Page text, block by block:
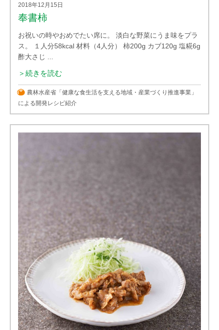
2018年12月15日
奉書柿
お祝いの時やおめでたい席に。 淡白な野菜にうま味をプラ
ス。 １人分58kcal 材料（4人分） 柿200g カブ120g 塩糀6g
酢大さじ ...
＞続きを読む
農林水産省「健康な食生活を支える地域・産業づくり推進事業」
による開発レシピ紹介